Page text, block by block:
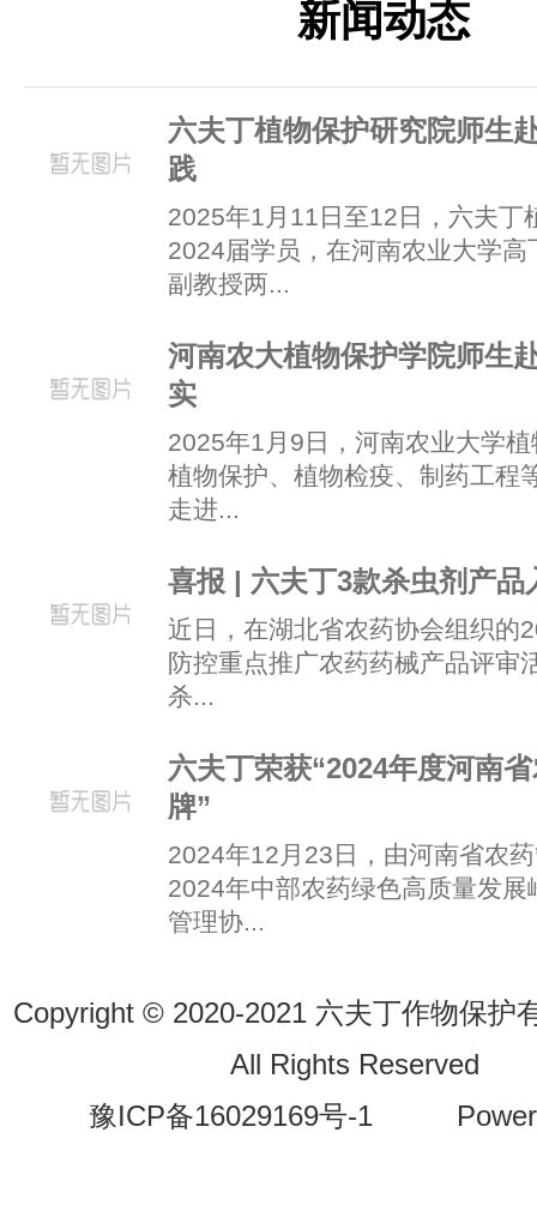
新闻动态
六夫丁植物保护研究院师生
践
2025年1月11日至12日，六夫丁
2024届学员，在河南农业大学高
副教授两...
河南农大植物保护学院师生
实
2025年1月9日，河南农业大学
植物保护、植物检疫、制药工程
走进...
喜报 | 六夫丁3款杀虫剂产品
近日，在湖北省农药协会组织的
防控重点推广农药药械产品评审
杀...
六夫丁荣获“2024年度河南
牌”
2024年12月23日，由河南省农
2024年中部农药绿色高质量发展
管理协...
Copyright © 2020-2021 六夫丁作物保护
All Rights Reserved
豫ICP备16029169号-1